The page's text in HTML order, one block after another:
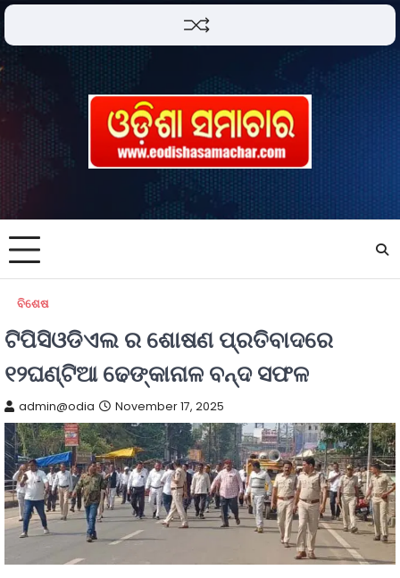
ବିଶେଷ
ଟିପିସିଓଡିଏଲ ର ଶୋଷଣ ପ୍ରତିବାଦରେ
୧୨ଘଣ୍ଟିଆ ଢେଙ୍କାନାଳ ବନ୍ଦ ସଫଳ
admin@odia November 17, 2025